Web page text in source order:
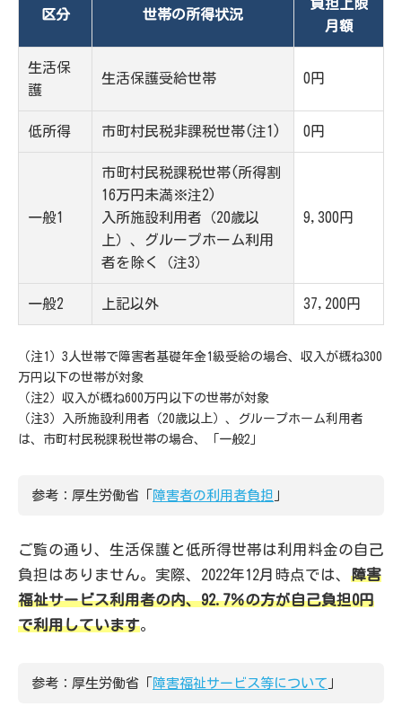
区分 世帯の所得状況
負担上限
月額
生活保
護
生活保護受給世帯 0円
低所得 市町村民税非課税世帯(注1) 0円
一般1
市町村民税課税世帯(所得割
16万円未満※注2)
入所施設利用者（20歳以
上）、グループホーム利用
者を除く（注3）
9,300円
一般2 上記以外 37,200円
（注1）3人世帯で障害者基礎年金1級受給の場合、収入が概ね300
万円以下の世帯が対象
（注2）収入が概ね600万円以下の世帯が対象
（注3）入所施設利用者（20歳以上）、グループホーム利用者
は、市町村民税課税世帯の場合、「一般2」
参考：厚生労働省「 障害者の利用者負担 」
ご覧の通り、生活保護と低所得世帯は利用料金の自己
負担はありません。実際、2022年12月時点では、 障害
福祉サービス利用者の内、92.7％の方が自己負担0円
で利用しています。
参考：厚生労働省「 障害福祉サービス等について 」